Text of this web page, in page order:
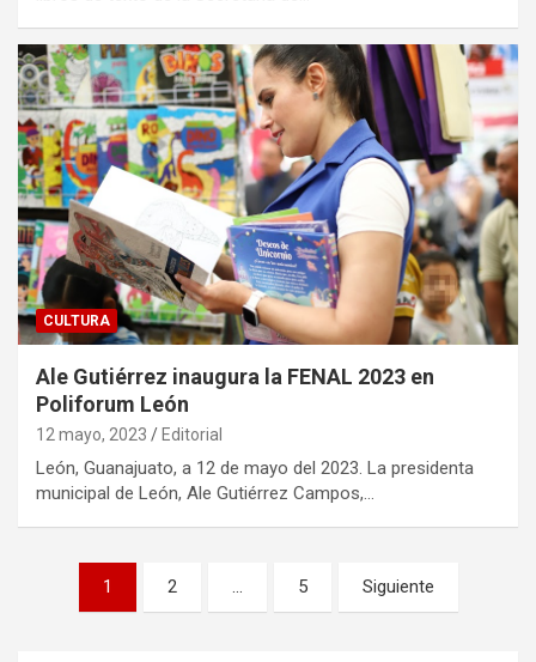
CULTURA
Ale Gutiérrez inaugura la FENAL 2023 en
Poliforum León
12 mayo, 2023 Editorial
León, Guanajuato, a 12 de mayo del 2023. La presidenta
municipal de León, Ale Gutiérrez Campos,…
Paginación
1 2 … 5 Siguiente